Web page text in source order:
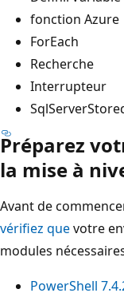
fonction Azure
ForEach
Recherche
Interrupteur
Préparez
la mise à
Avant de
vérifiez quevotre
modules
PowerShell